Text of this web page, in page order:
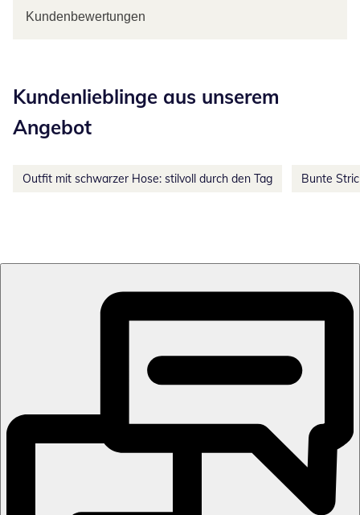
Kundenbewertungen
Kundenlieblinge aus unserem
Angebot
Outfit mit schwarzer Hose: stilvoll durch den Tag Bunte